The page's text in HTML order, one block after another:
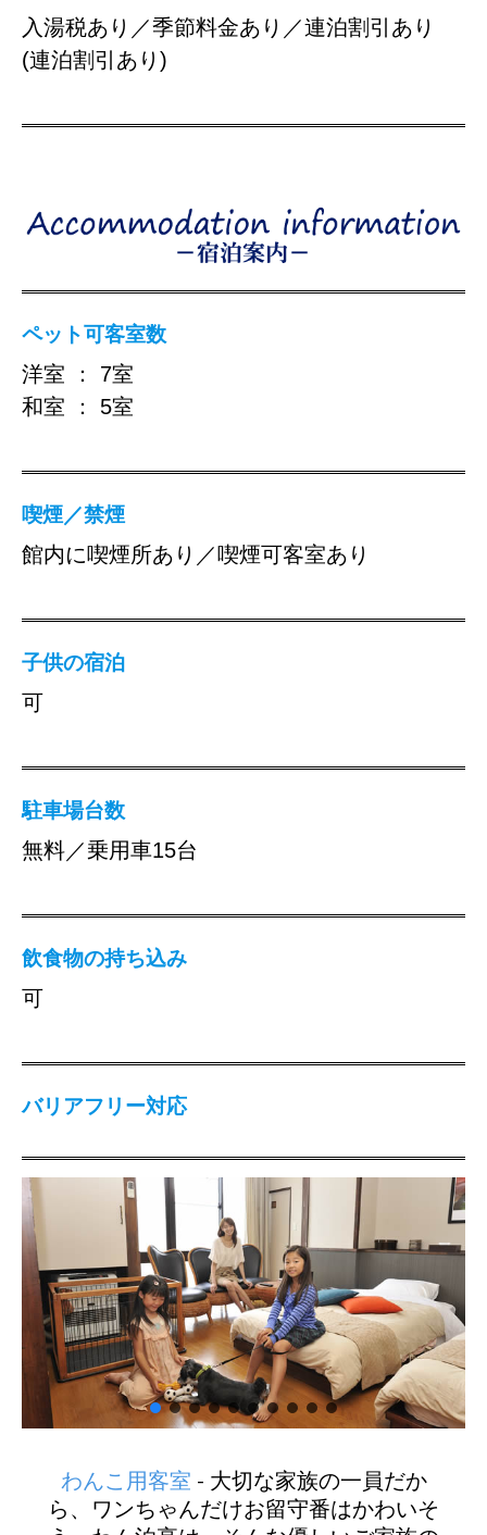
入湯税あり／季節料金あり／連泊割引あり
(連泊割引あり)
ペット可客室数
洋室 ： 7室
和室 ： 5室
喫煙／禁煙
館内に喫煙所あり／喫煙可客室あり
子供の宿泊
可
駐車場台数
無料／乗用車15台
飲食物の持ち込み
可
バリアフリー対応
わんこ用客室 - 大切な家族の一員だか
ら、ワンちゃんだけお留守番はかわいそ